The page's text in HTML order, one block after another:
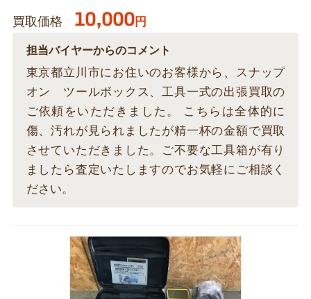
買取価格 10,000円
担当バイヤーからのコメント
東京都立川市にお住いのお客様から、スナップ
オン ツールボックス、工具一式の出張買取の
ご依頼をいただきました。 こちらは全体的に
傷、汚れが見られましたが精一杯の金額で買取
させていただきました。ご不要な工具箱が有り
ましたら査定いたしますのでお気軽にご相談く
ださい。